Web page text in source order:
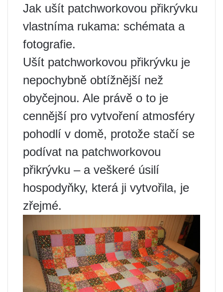
Jak ušít patchworkovou přikrývku
vlastníma rukama: schémata a
fotografie.
Ušít patchworkovou přikrývku je
nepochybně obtížnější než
obyčejnou. Ale právě o to je
cennější pro vytvoření atmosféry
pohodlí v domě, protože stačí se
podívat na patchworkovou
přikrývku – a veškeré úsilí
hospodyňky, která ji vytvořila, je
zřejmé.